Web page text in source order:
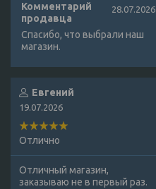
Комментарий
продавца
28.07.2026
Спасибо, что выбрали наш
магазин.
Евгений
19.07.2026
Отлично
Отличный магазин,
заказываю не в первый раз.